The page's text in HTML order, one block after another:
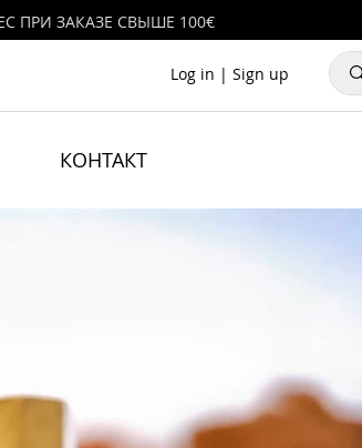
ПРИ ЗАКАЗЕ СВЫШЕ 100€
Log in | Sign up
КОНТАКТ